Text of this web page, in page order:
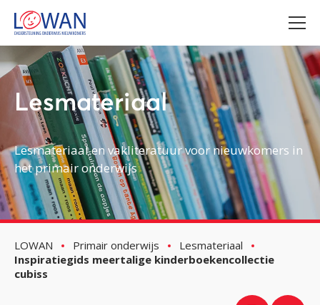
Lesmateriaal
Lesmateriaal en vakliteratuur voor nieuwkomers in
het primair onderwijs
LOWAN Primair onderwijs
Lesmateriaal
Inspiratiegids meertalige kinderboekencollectie
cubiss